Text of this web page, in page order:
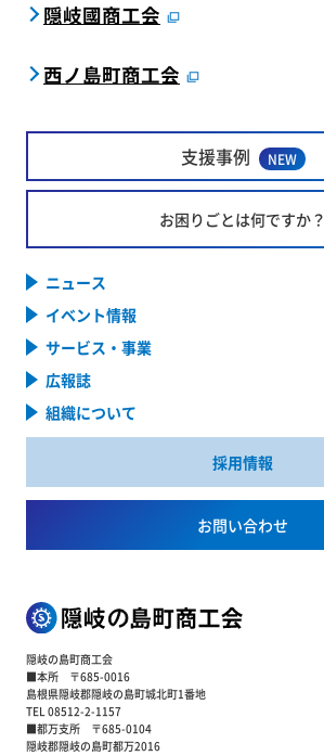
隠岐國商工会
西ノ島町商工会
支援事例 NEW
お困りごとは何ですか？
ニュース
イベント情報
サービス・事業
広報誌
組織について
採用情報
お問い合わせ
隠岐の島町商工会
■本所 〒685-0016
島根県隠岐郡隠岐の島町城北町1番地
TEL 08512-2-1157
■都万支所 〒685-0104
隠岐郡隠岐の島町都万2016